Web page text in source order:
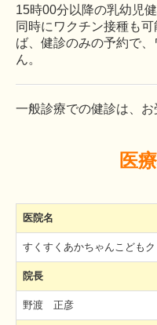
15時00分以降の乳幼児
同時にワクチン接種も
ば、健診のみの予約で
ん。
一般診療での健診は、お
医
医院名
すくすくあかちゃんこどもク
院長
野渡 正彦